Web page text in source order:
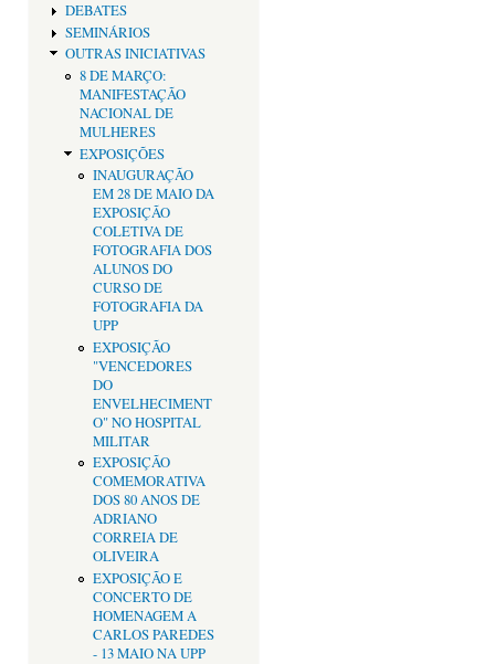
DEBATES
SEMINÁRIOS
OUTRAS INICIATIVAS
8 DE MARÇO:
MANIFESTAÇÃO
NACIONAL DE
MULHERES
EXPOSIÇÕES
INAUGURAÇÃO
EM 28 DE MAIO DA
EXPOSIÇÃO
COLETIVA DE
FOTOGRAFIA DOS
ALUNOS DO
CURSO DE
FOTOGRAFIA DA
UPP
EXPOSIÇÃO
"VENCEDORES
DO
ENVELHECIMENT
O" NO HOSPITAL
MILITAR
EXPOSIÇÃO
COMEMORATIVA
DOS 80 ANOS DE
ADRIANO
CORREIA DE
OLIVEIRA
EXPOSIÇÃO E
CONCERTO DE
HOMENAGEM A
CARLOS PAREDES
- 13 MAIO NA UPP